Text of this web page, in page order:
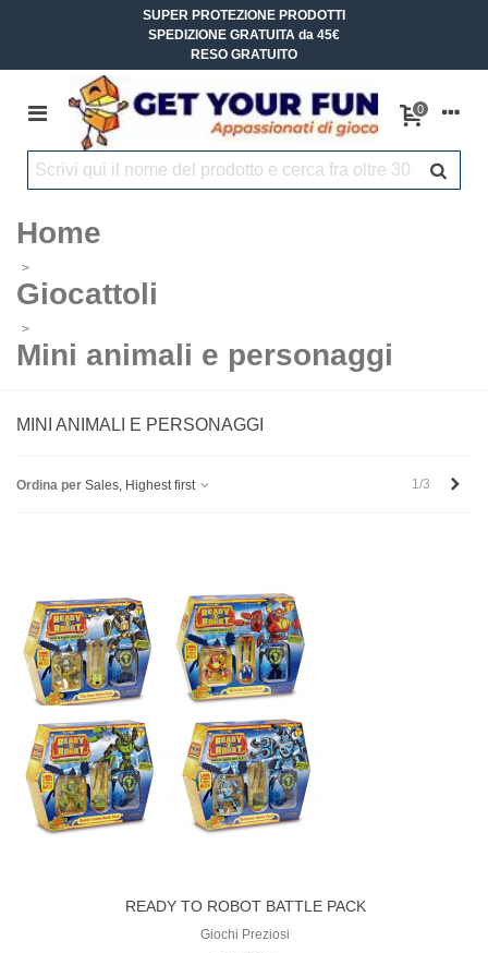
SUPER PROTEZIONE PRODOTTI
SPEDIZIONE GRATUITA da 45€
RESO GRATUITO
0
Home
>
Giocattoli
>
Mini animali e personaggi
MINI ANIMALI E PERSONAGGI
Ordina per Sales, Highest first 1/3
READY TO ROBOT BATTLE PACK
Giochi Preziosi